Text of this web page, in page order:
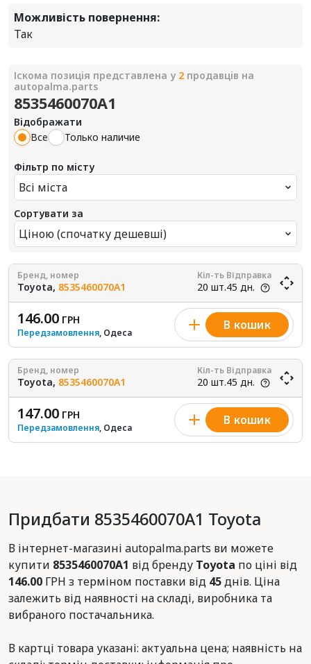
Можливість повернення:
Так
Іскома позиція представлена у 2 продавців на
autopalma.parts
8535460070A1
Відображати
Все
Только наличие
Фільтр по місту
Всі міста
Сортувати за
Ціною (спочатку дешевші)
Бренд, номер
Toyota, 8535460070A1
Кіл-ть
20 шт.
Відправка
45 дн.
146.00 ГРН
Передзамовлення, Одеса
В кошик
Бренд, номер
Toyota, 8535460070A1
Кіл-ть
20 шт.
Відправка
45 дн.
147.00 ГРН
Передзамовлення, Одеса
В кошик
Придбати 8535460070A1 Toyota
В інтернет-магазині autopalma.parts ви можете
купити 8535460070A1 від бренду Toyota по ціні від
146.00 ГРН з терміном поставки від 45днів. Ціна
залежить від наявності на складі, виробника та
вибраного постачальника.
В картці товара указані: актуальна цена; наявність на